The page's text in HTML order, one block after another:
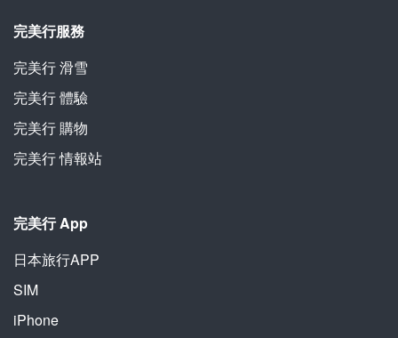
完美行服務
完美行 滑雪
完美行 體驗
完美行 購物
完美行 情報站
完美行 App
日本旅行APP
SIM
iPhone